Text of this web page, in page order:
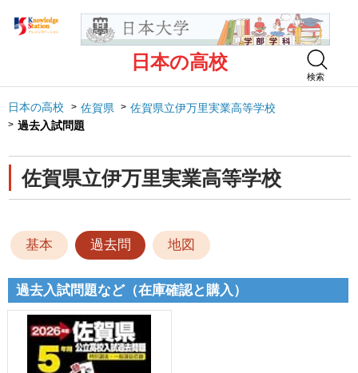
日本の高校
検索
日本の高校 佐賀県
佐賀県立伊万里実業高等学校
過去入試問題
佐賀県立伊万里実業高等学校
基本 過去問 地図
過去入試問題など（在庫確認と購入）